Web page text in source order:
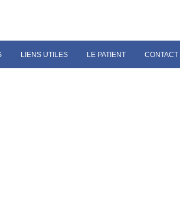
LIENS UTILES LE PATIENT CONTACT